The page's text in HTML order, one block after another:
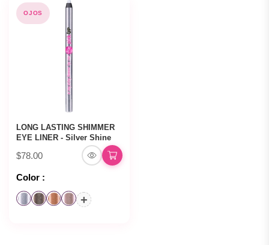
OJOS
LONG LASTING SHIMMER
EYE LINER - Silver Shine
$78.00
Color :
+